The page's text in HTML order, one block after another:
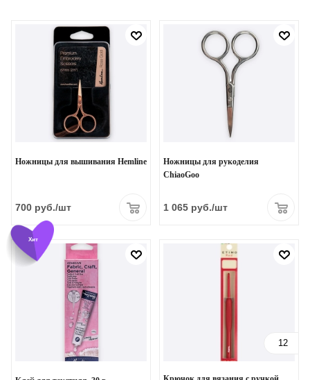
Ножницы для вышивания Hemline
700 руб./шт
Ножницы для рукоделия
ChiaoGoo
1 065 руб./шт
Хит
12